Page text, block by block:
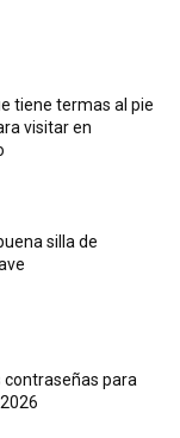
tiene termas al pie
visitar en
silla de
contraseñas para